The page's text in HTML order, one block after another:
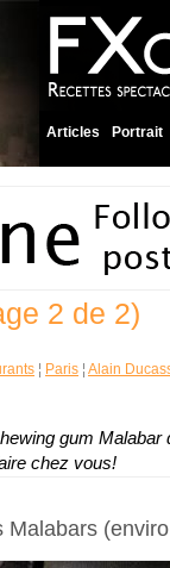
Articles Portrait
2 de 2)
¦ Paris ¦ Alain
gum Malabar
chez vous!